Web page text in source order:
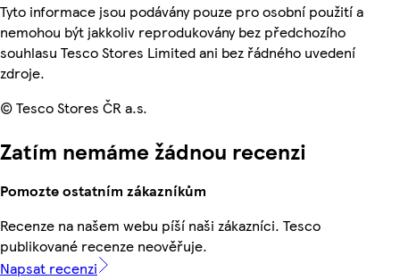
Tyto informace jsou podávány pouze pro osobní použití a
nemohou být jakkoliv reprodukovány bez předchozího
souhlasu Tesco Stores Limited ani bez řádného uvedení
zdroje.
© Tesco Stores ČR a.s.
Zatím nemáme žádnou recenzi
Pomozte ostatním zákazníkům
Recenze na našem webu píší naši zákazníci. Tesco
publikované recenze neověřuje.
Napsat recenzi